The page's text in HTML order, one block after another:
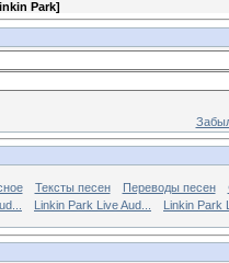
Park]
Тексты песен Переводы песен
Linkin Park Live Aud... Linkin Park